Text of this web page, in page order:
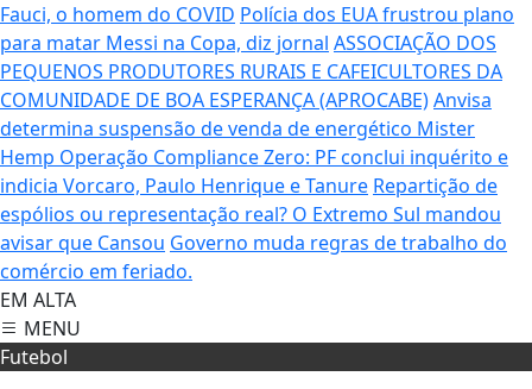
Fauci, o homem do COVID Polícia dos EUA frustrou plano
para matar Messi na Copa, diz jornal ASSOCIAÇÃO DOS
PEQUENOS PRODUTORES RURAIS E CAFEICULTORES DA
COMUNIDADE DE BOA ESPERANÇA (APROCABE)Anvisa
determina suspensão de venda de energético Mister
Hemp Operação Compliance Zero: PF conclui inquérito e
indicia Vorcaro, Paulo Henrique e Tanure Repartição de
espólios ou representação real? O Extremo Sul mandou
avisar que Cansou Governo muda regras de trabalho do
comércio em feriado.
EM ALTA
MENU
Futebol